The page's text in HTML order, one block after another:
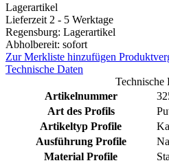
Lagerartikel
Lieferzeit 2 - 5 Werktage
Regensburg: Lagerartikel
Abholbereit: sofort
Zur Merkliste hinzufügen
Technische Daten
Technische
Artikelnummer
Art des Profils
Artikeltyp Profile
Ausführung Profile
Material Profile